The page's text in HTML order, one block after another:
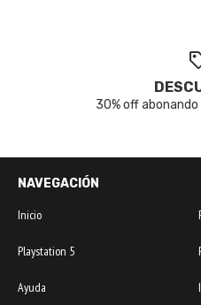
30% off
NAVEGACIÓN
Inicio
Playstation 5
Ayuda